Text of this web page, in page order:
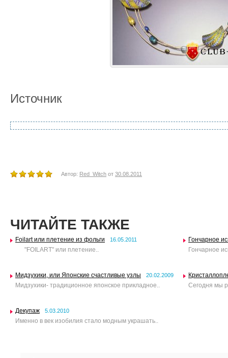
Источник
Автор: Red_Witch от 30.08.2011
ЧИТАЙТЕ ТАКЖЕ
Foilart или плетение из фольги 16.05.2011
"FOILART" или плетение..
Гончарное
Гончарное
Мидзухики, или Японские счастливые узлы 20.02.2009
Мидзухики- традиционное японское прикладное..
Сегодня мы
Декупаж 5.03.2010
Именно в век изобилия стало модным украшать..